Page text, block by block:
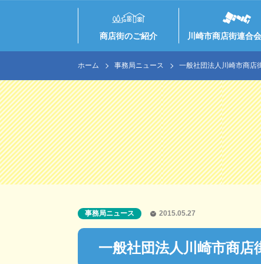
商店街のご紹介 川崎市商店街連合
ホーム 事務局ニュース 一般社団法人川崎市商
一般社団法人川崎市商
事務局ニュース 2015.05.27